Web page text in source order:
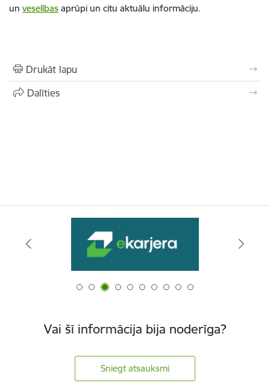
un veselības aprūpi un citu aktuālu informāciju.
Drukāt lapu
Dalīties
Vai šī informācija bija noderīga?
Sniegt atsauksmi